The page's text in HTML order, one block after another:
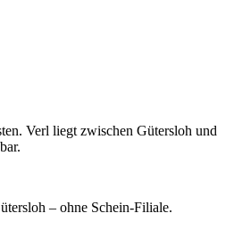
Verl liegt zwischen Gütersloh und
– ohne Schein-Filiale.